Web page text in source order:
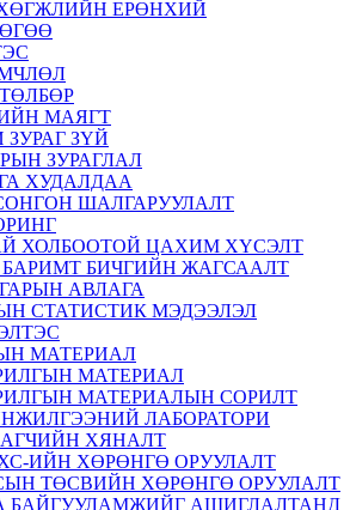
ЕРӨНХИЙ
МАЯГТ
ЗУРАГ ЗҮЙ
ЗУРАГЛАЛ
ХУДАЛДАА
ШАЛГАРУУЛАЛТ
ХОЛБООТОЙ ЦАХИМ ХҮСЭЛТ
БИЧГИЙН ЖАГСААЛТ
АВЛАГА
СТАТИСТИК МЭДЭЭЛЭЛ
МАТЕРИАЛ
МАТЕРИАЛ
МАТЕРИАЛЫН СОРИЛТ
ЛАБОРАТОРИ
ХЯНАЛТ
ИЙН ХӨРӨНГӨ ОРУУЛАЛТ
ТӨСВИЙН ХӨРӨНГӨ ОРУУЛАЛТ
БАЙГУУЛАМЖИЙГ АШИГЛАЛТАНД